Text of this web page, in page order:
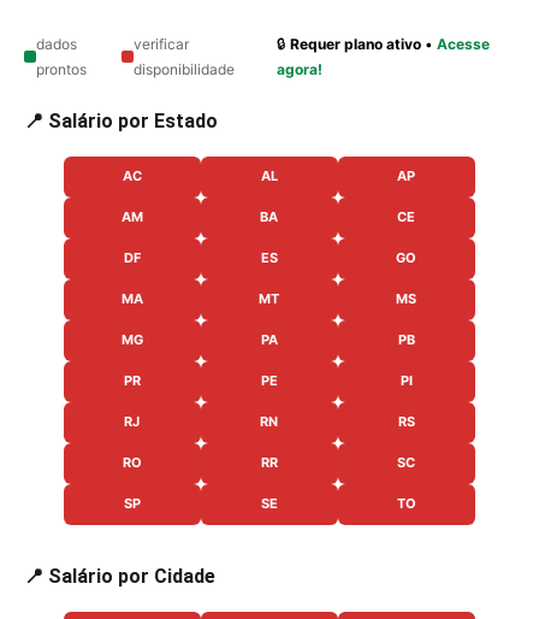
dados
prontos
verificar
disponibilidade
🔒Requer plano ativo •Acesse
agora!
📍 Salário por Estado
AC AL AP
AM BA CE
DF ES GO
MA MT MS
MG PA PB
PR PE PI
RJ RN RS
RO RR SC
SP SE TO
📍 Salário por Cidade